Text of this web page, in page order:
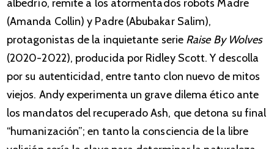
albedrío, remite a los atormentados robots Madre
(Amanda Collin) y Padre (Abubakar Salim),
protagonistas de la inquietante serie Raise By Wolves
(2020-2022), producida por Ridley Scott. Y descolla
por su autenticidad, entre tanto clon nuevo de mitos
viejos. Andy experimenta un grave dilema ético ante
los mandatos del recuperado Ash, que detona su final
“humanización”; en tanto la consciencia de la libre